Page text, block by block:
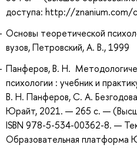
доступа: http://
Основы теоретической
вузов, Петровский, А. В., 1999
Панферов, В. Н.
психологии : учебник и
В. Н. Панферов, С. А.
Юрайт, 2021. — 265 с. —
ISBN 978-5-534-00362-8. —
Образовательная платформа